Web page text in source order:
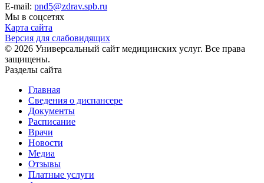
E-mail: pnd5@zdrav.spb.ru
Мы в соцсетях
Карта сайта
Версия для слабовидящих
© 2026 Универсальный сайт медицинских услуг. Все права
защищены.
Разделы сайта
Главная
Сведения о диспансере
Документы
Расписание
Врачи
Новости
Медиа
Отзывы
Платные услуги